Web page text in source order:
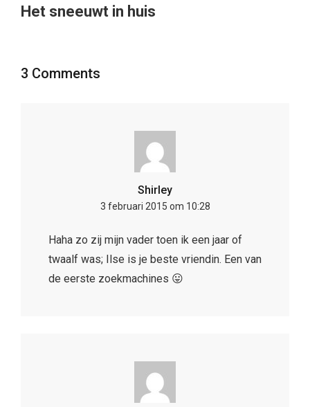
Het sneeuwt in huis
3 Comments
Shirley
3 februari 2015 om 10:28
Haha zo zij mijn vader toen ik een jaar of
twaalf was; Ilse is je beste vriendin. Een van
de eerste zoekmachines 😛